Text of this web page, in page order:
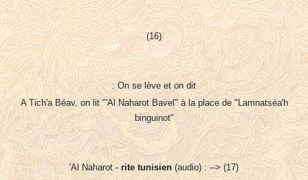
(16)
: On se lève et on dit
A Tich'a Béav, on lit "'Al Naharot Bavel" à la place de "Lamnatséa'h
binguinot"
'Al Naharot - rite tunisien (audio) : --> (17)